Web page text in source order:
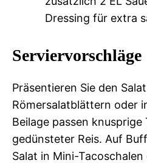
Dressing für extra
Serviervorschläge
Präsentieren Sie den
Römersalatblättern oder
Beilage passen
gedünsteter Reis. Auf
Salat in Mini-